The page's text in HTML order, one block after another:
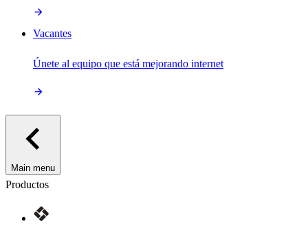
Vacantes
Únete al equipo que está mejorando internet
Main menu
Productos